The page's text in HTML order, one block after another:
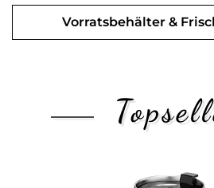
Vorratsbehälter &